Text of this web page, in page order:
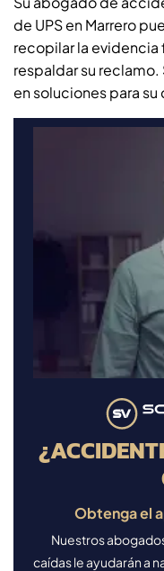
de UPS en Marrero
recopilar la evidencia
respaldar su
en soluciones para su
Obtenga el
Nuestros
caídas le ayudarán a